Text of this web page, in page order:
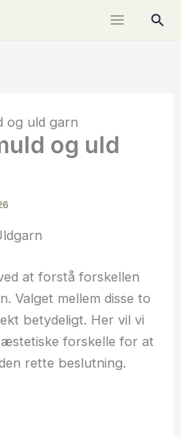
Søg
og uld garn
og uld
at forstå forskellen
Valget mellem disse to
betydeligt. Her vil vi
forskelle for at
rette beslutning.